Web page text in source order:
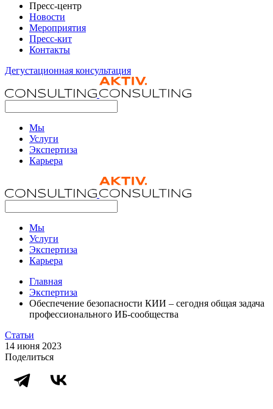
Пресс-центр
Новости
Мероприятия
Пресс-кит
Контакты
Дегустационная консультация
Мы
Услуги
Экспертиза
Карьера
Мы
Услуги
Экспертиза
Карьера
Главная
Экспертиза
Обеспечение безопасности КИИ – сегодня общая задача
профессионального ИБ-сообщества
Статьи
14 июня 2023
Поделиться